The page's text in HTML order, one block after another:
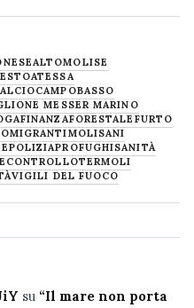
ALTOMOLISE
ATESSA
CAMPOBASSO
MESSER MARINO
FINANZAFORESTALE FURTO
MIGRANTIMOLISANI
POLIZIAPROFUGHISANITÀ
TERMOLI
VIGILI DEL FUOCO
su “Il mare non porta